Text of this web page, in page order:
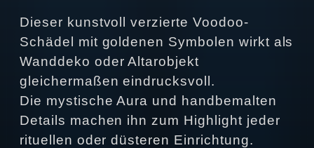
Dieser kunstvoll verzierte Voodoo-
Schädel mit goldenen Symbolen wirkt als
Wanddeko oder Altarobjekt
gleichermaßen eindrucksvoll.
Die mystische Aura und handbemalten
Details machen ihn zum Highlight jeder
rituellen oder düsteren Einrichtung.